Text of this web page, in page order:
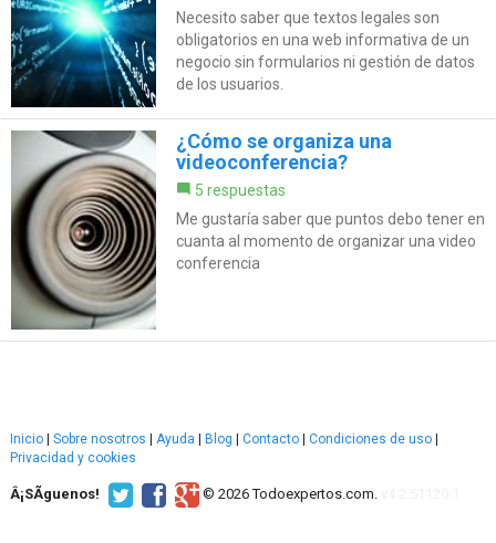
Necesito saber que textos legales son
obligatorios en una web informativa de un
negocio sin formularios ni gestión de datos
de los usuarios.
¿Cómo se organiza una
videoconferencia?
5 respuestas
Me gustaría saber que puntos debo tener en
cuanta al momento de organizar una video
conferencia
Inicio Sobre nosotros Ayuda Blog Contacto Condiciones de uso
Privacidad y cookies
Â¡SÃ­guenos! © 2026 Todoexpertos.com.